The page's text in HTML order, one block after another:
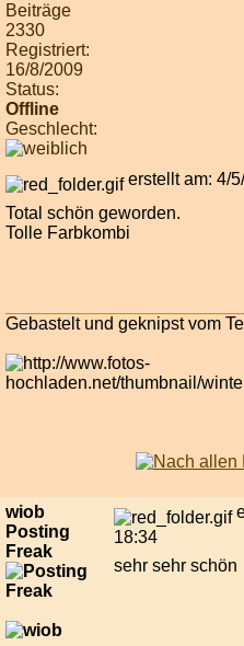
Beiträge
2330
Registriert:
16/8/2009
Status:
Offline
Geschlecht:
erstellt am: 4/
Total schön geworden.
Tolle Farbkombi
Gebastelt und geknipst vom
wiob
Posting
Freak
18:34
sehr sehr schön